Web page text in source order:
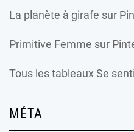
La planète à girafe sur
Primitive Femme sur
Tous les tableaux Se
MÉTA